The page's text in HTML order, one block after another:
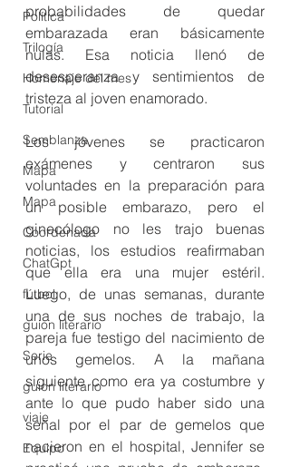
Política
Trilogía
Homenaje del mes
Tutorial
Semblanza
Mapa
Mapa
Coordenada
ChatGpt
fútbol
guion literario
Serie
guion literario
viaje
Equipo
probabilidades de quedar
embarazada eran básicamente
nulas. Esa noticia llenó de
desesperanza y sentimientos de
tristeza al joven enamorado.
Los jóvenes se practicaron
exámenes y centraron sus
voluntades en la preparación para
un posible embarazo, pero el
ginecólogo no les trajo buenas
noticias, los estudios reafirmaban
que ella era una mujer estéril.
Luego, de unas semanas, durante
una de sus noches de trabajo, la
pareja fue testigo del nacimiento de
unos gemelos. A la mañana
siguiente como era ya costumbre y
ante lo que pudo haber sido una
señal por el par de gemelos que
nacieron en el hospital, Jennifer se